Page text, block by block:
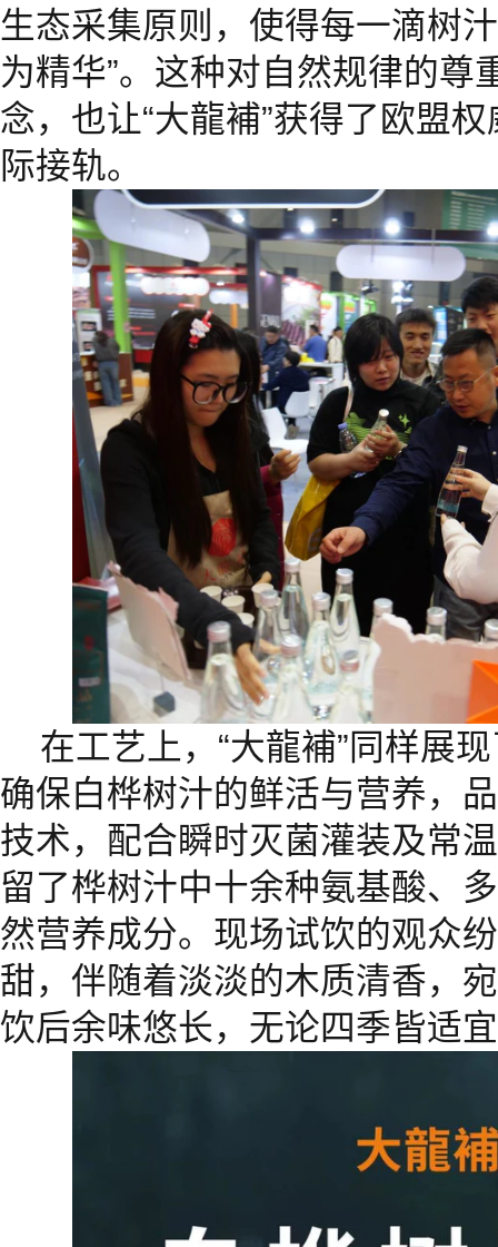
生态采集原则，使得每一滴树
为精华”。这种对自然规律的尊
念，也让“大龍補”获得了欧盟
际接轨。
在工艺上，“大龍補”同样展
确保白桦树汁的鲜活与营养，
技术，配合瞬时灭菌灌装及常
留了桦树汁中十余种氨基酸、
然营养成分。现场试饮的观众
甜，伴随着淡淡的木质清香，
饮后余味悠长，无论四季皆适